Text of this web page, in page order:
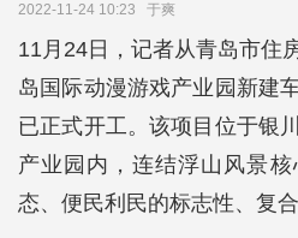
2022-11-24 10:23 于爽
11月24日，记者从青岛市住
岛国际动漫游戏产业园新建
已正式开工。该项目位于银
产业园内，连结浮山风景
态、便民利民的标志性、复